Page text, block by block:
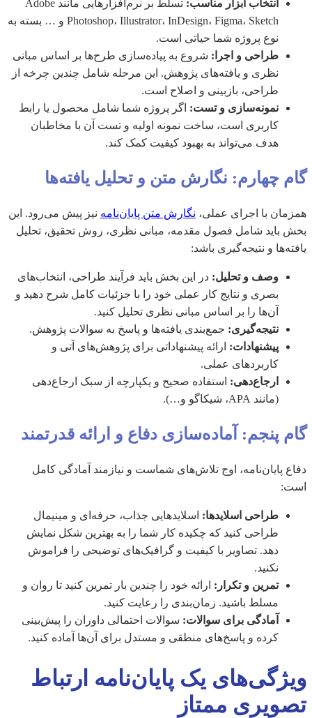
انتخاب ابزار مناسب:
تسلط بر نرم‌افزارهایی مانند Adobe
Photoshop، Illustrator، InDesign، Figma، Sketch و … بسته به
نوع پروژه شما حیاتی است.
طراحی و اجرا: شروع به پیاده‌سازی طرح‌ها بر اساس مبانی
نظری و یافته‌های پژوهش. این مرحله شامل چندین چرخه از
طراحی، بازبینی و اصلاح است.
نمونه‌سازی و تست: اگر پروژه شما شامل محصول یا رابط
کاربری است، ساخت نمونه اولیه و تست آن با مخاطبان
هدف می‌تواند به بهبود کیفیت کمک کند.
گام چهارم: نگارش متن و تحلیل یافته‌ها
همزمان با اجرای عملی، نگارش متن پایان‌نامه نیز پیش می‌رود. این
بخش باید شامل فصول مقدمه، مبانی نظری، روش تحقیق، تحلیل
یافته‌ها و نتیجه‌گیری باشد:
وصف و تحلیل: در این بخش باید فرآیند طراحی، انتخاب‌های
بصری و نتایج کار عملی خود را با جزئیات کامل شرح دهید و
آن‌ها را بر اساس مبانی نظری تحلیل کنید.
نتیجه‌گیری: جمع‌بندی یافته‌ها و پاسخ به سوالات پژوهش.
پیشنهادات: ارائه پیشنهاداتی برای پژوهش‌های آتی و
کاربردهای عملی.
ارجاع‌دهی: استفاده صحیح و یکپارچه از سبک ارجاع‌دهی
(مانند APA، شیکاگو و…).
گام پنجم: آماده‌سازی دفاع و ارائه قدرتمند
دفاع پایان‌نامه، اوج تلاش‌های شماست و نیازمند آمادگی کامل
است:
طراحی اسلایدها: اسلایدهایی جذاب، حرفه‌ای و مینیمال
طراحی کنید که چکیده کار شما را به بهترین شکل نمایش
دهد. تصاویر با کیفیت و گرافیک‌های توضیحی را فراموش
نکنید.
تمرین و تکرار: ارائه خود را چندین بار تمرین کنید تا روان و
مسلط باشید. زمان‌بندی را رعایت کنید.
آمادگی برای سوالات: سوالات احتمالی داوران را پیش‌بینی
کرده و پاسخ‌های منطقی و مستدل برای آن‌ها آماده کنید.
ویژگی‌های یک پایان‌نامه ارتباط
تصویری ممتاز